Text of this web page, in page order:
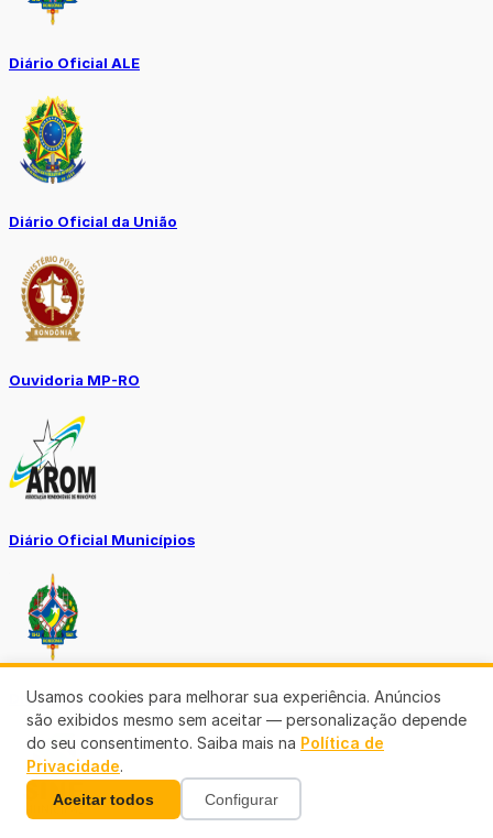
Diário Oficial ALE
Diário Oficial da União
Ouvidoria MP-RO
Diário Oficial Municípios
Diario Oficial Justiça
Usamos cookies para melhorar sua experiência. Anúncios
são exibidos mesmo sem aceitar — personalização depende
do seu consentimento. Saiba mais na Política de
Privacidade.
Aceitar todos Configurar